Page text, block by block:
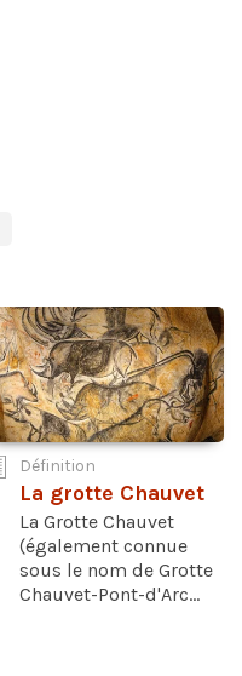
Définition
La grotte Chauvet
La Grotte Chauvet
(également connue
sous le nom de Grotte
Chauvet-Pont-d'Arc...